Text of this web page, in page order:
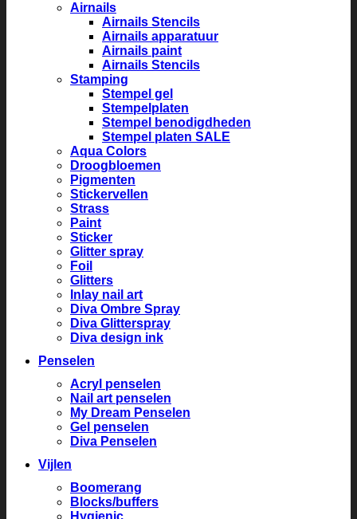
Airnails
Airnails Stencils
Airnails apparatuur
Airnails paint
Airnails Stencils
Stamping
Stempel gel
Stempelplaten
Stempel benodigdheden
Stempel platen SALE
Aqua Colors
Droogbloemen
Pigmenten
Stickervellen
Strass
Paint
Sticker
Glitter spray
Foil
Glitters
Inlay nail art
Diva Ombre Spray
Diva Glitterspray
Diva design ink
Penselen
Acryl penselen
Nail art penselen
My Dream Penselen
Gel penselen
Diva Penselen
Vijlen
Boomerang
Blocks/buffers
Hygienic